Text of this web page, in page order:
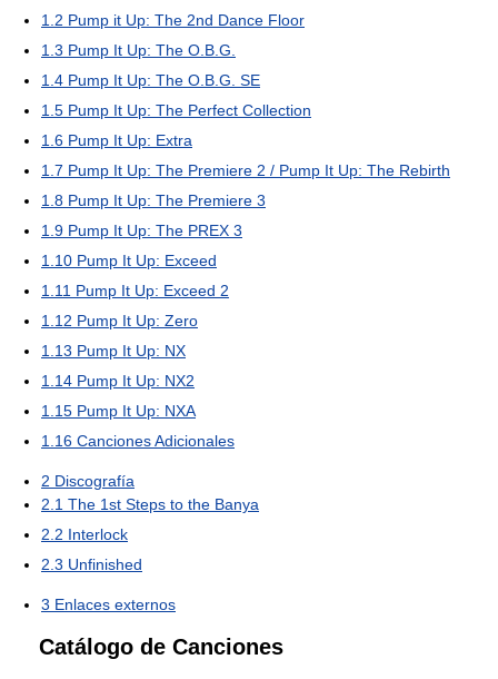
1.2 Pump it Up: The 2nd Dance Floor
1.3 Pump It Up: The O.B.G.
1.4 Pump It Up: The O.B.G. SE
1.5 Pump It Up: The Perfect Collection
1.6 Pump It Up: Extra
1.7 Pump It Up: The Premiere 2 / Pump It Up: The Rebirth
1.8 Pump It Up: The Premiere 3
1.9 Pump It Up: The PREX 3
1.10 Pump It Up: Exceed
1.11 Pump It Up: Exceed 2
1.12 Pump It Up: Zero
1.13 Pump It Up: NX
1.14 Pump It Up: NX2
1.15 Pump It Up: NXA
1.16 Canciones Adicionales
2 Discografía
2.1 The 1st Steps to the Banya
2.2 Interlock
2.3 Unfinished
3 Enlaces externos
Catálogo de Canciones